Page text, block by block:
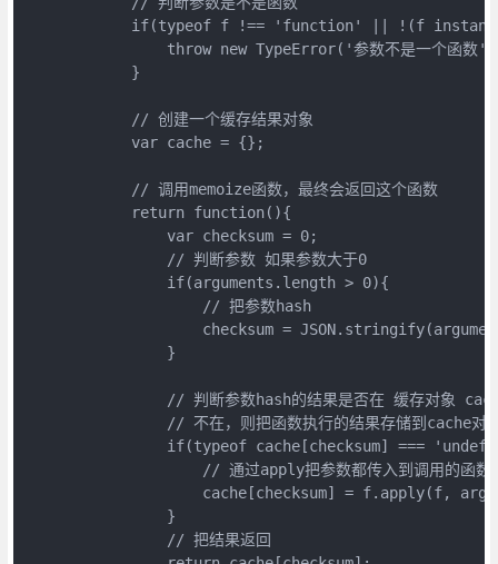
if(typeof f !== 'function' || !(f
                throw new TypeError('参数不是一个函数')
            }
            // 创建一个缓存结果对象
            var cache = {};
            // 调用memoize函数，最终会返回这个函数
            return function(){
                var checksum = 0;
                // 判断参数 如果参数大于0
                if(arguments.length > 0){
                    // 把参数hash
checksum =
                }
// 判断参数hash的结果是否在 缓存对象
// 不在，则把函数执行的结果存储到cache对
if(typeof cache[checksum] ===
// 通过apply把参数都传入到调用的函数
cache[checksum] = f.apply(f,
                }
                // 把结果返回